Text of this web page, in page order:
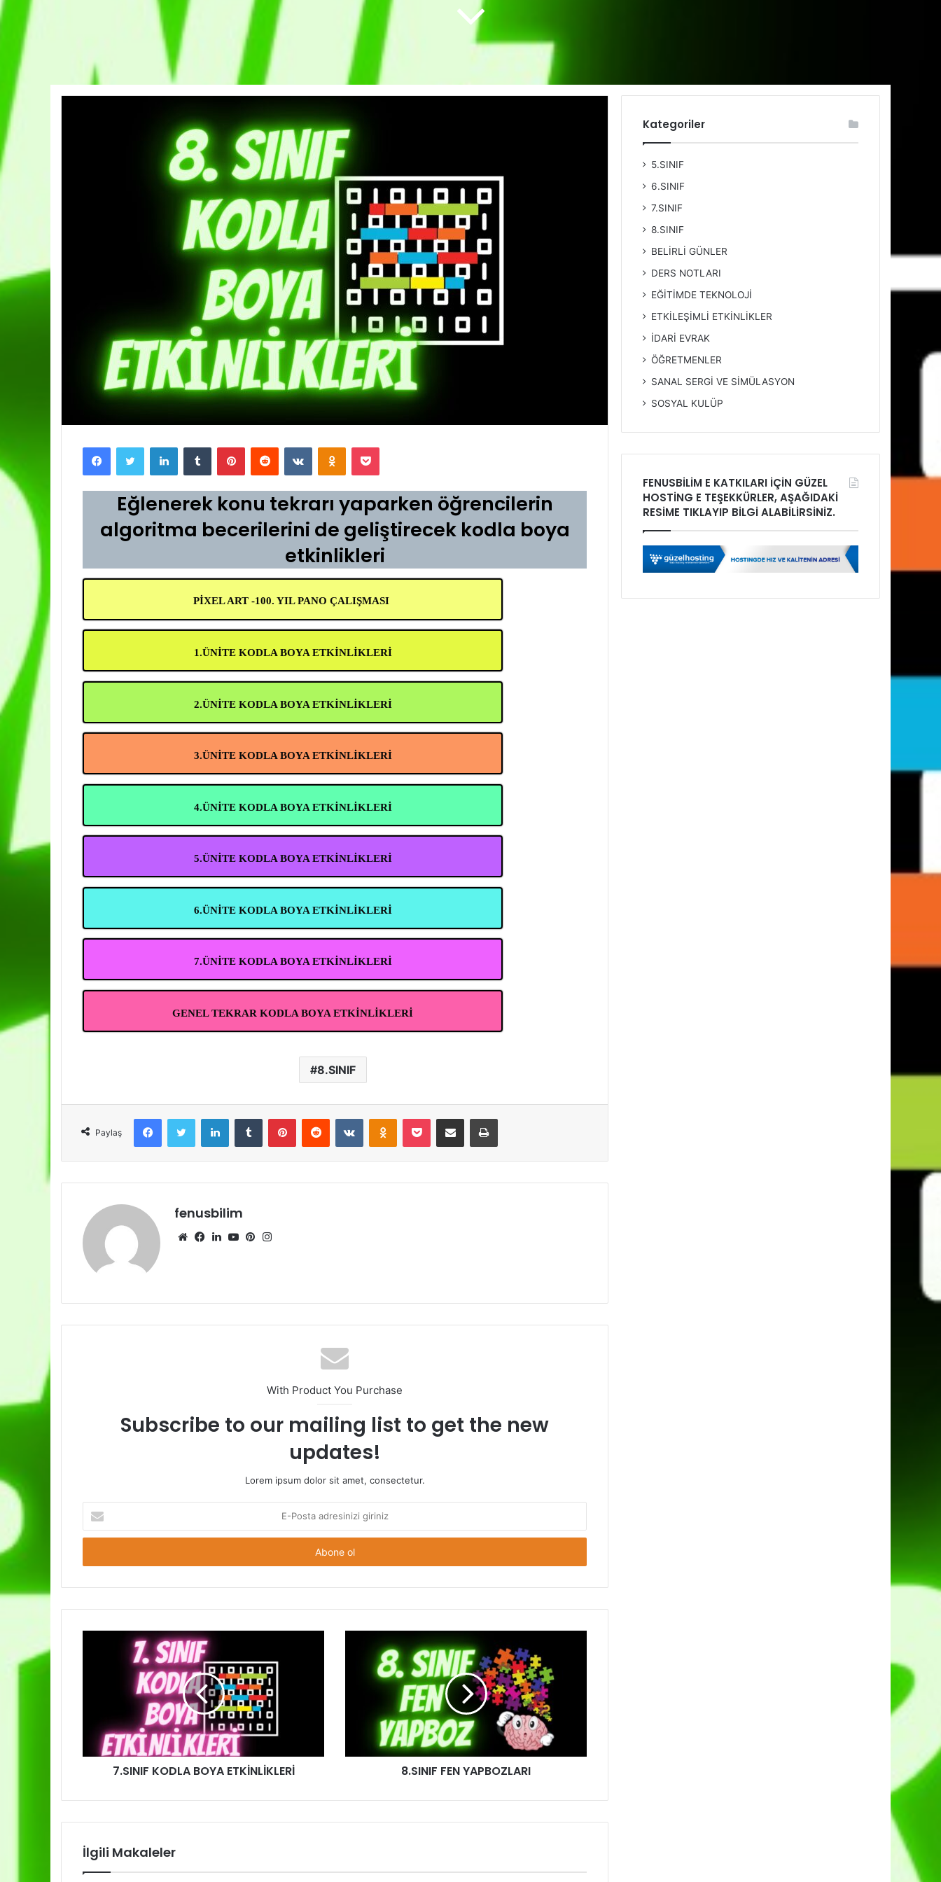
FacebookTwitter LinkedInTumblr PinterestReddit VKontakteOdnoklassniki
Pocket
Eğlenerek konu tekrarı yaparken öğrencilerin
algoritma becerilerini de geliştirecek kodla boya
etkinlikleri
PİXEL ART -100. YIL PANO ÇALIŞMASI
1.ÜNİTE KODLA BOYA ETKİNLİKLERİ
2.ÜNİTE KODLA BOYA ETKİNLİKLERİ
3.ÜNİTE KODLA BOYA ETKİNLİKLERİ
4.ÜNİTE KODLA BOYA ETKİNLİKLERİ
5.ÜNİTE KODLA BOYA ETKİNLİKLERİ
6.ÜNİTE KODLA BOYA ETKİNLİKLERİ
7.ÜNİTE KODLA BOYA ETKİNLİKLERİ
GENEL TEKRAR KODLA BOYA ETKİNLİKLERİ
8.SINIF
Paylaş
FacebookTwitter LinkedInTumblr PinterestReddit VKontakteOdnoklassniki
Pocket E-Posta ile paylaş Yazdır
fenusbilim
Web Facebook
LinkedIn
YouTubePinterest
With Product You Purchase
Subscribe to our mailing list to get the new
updates!
Lorem ipsum dolor sit amet, consectetur.
Posta
adresinizi
7.SINIF KODLA BOYA ETKİNLİKLERİ 8.SINIF FEN YAPBOZLARI
İlgili Makaleler
Kategoriler
5.SINIF
6.SINIF
7.SINIF
8.SINIF
BELİRLİ GÜNLER
DERS NOTLARI
EĞİTİMDE TEKNOLOJİ
ETKİLEŞİMLİ ETKİNLİKLER
İDARİ EVRAK
ÖĞRETMENLER
SANAL SERGİ VE SİMÜLASYON
SOSYAL KULÜP
FENUSBİLİM E KATKILARI İÇİN GÜZEL
HOSTİNG E TEŞEKKÜRLER, AŞAĞIDAKİ
RESİME TIKLAYIP BİLGİ ALABİLİRSİNİZ.